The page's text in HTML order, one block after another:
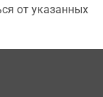
от указанных